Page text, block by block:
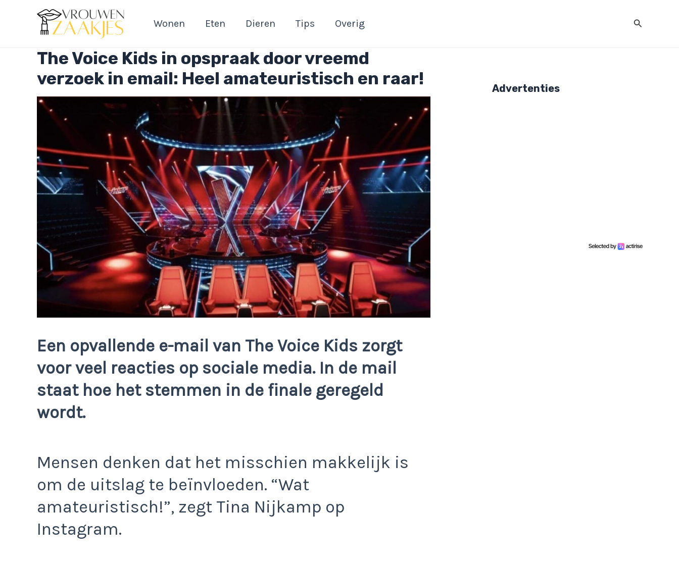
Wonen Eten Dieren Tips Overig Zoeken
The Voice Kids in opspraak door vreemd
verzoek in email: Heel amateuristisch en raar!
Een opvallende e-mail van The Voice Kids zorgt
voor veel reacties op sociale media. In de mail
staat hoe het stemmen in de finale geregeld
wordt.
Mensen denken dat het misschien makkelijk is
om de uitslag te beïnvloeden. “Wat
amateuristisch!”, zegt Tina Nijkamp op
Instagram.
Advertenties